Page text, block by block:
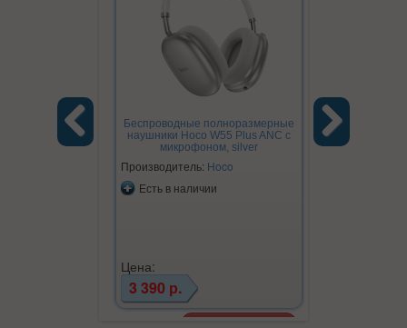
Беспроводные полноразмерные
наушники Hoco W55 Plus ANC с
микрофоном, silver
Производитель: Hoco
Есть в наличии
Цена:
3 390 р.